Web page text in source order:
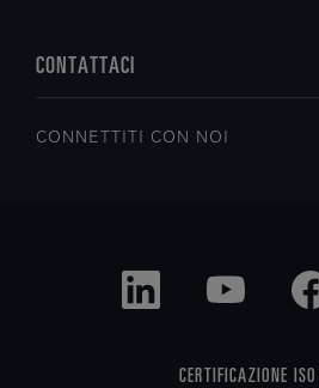
CONTATTACI
CONNETTITI CON NOI
CERTIFICAZIONE